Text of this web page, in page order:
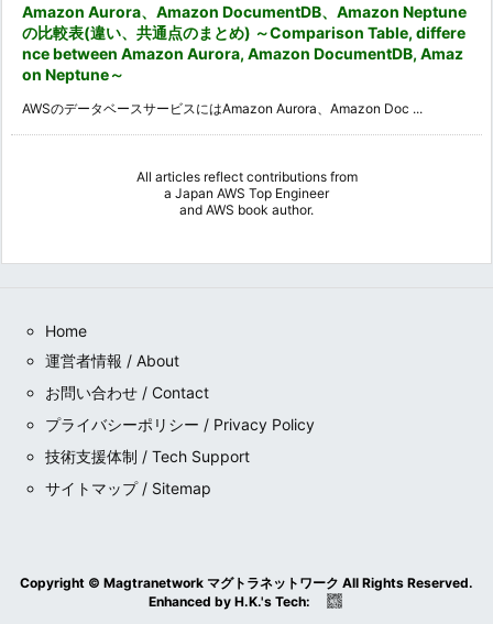
Amazon Aurora、Amazon DocumentDB、Amazon Neptune
の比較表(違い、共通点のまとめ) ～Comparison Table, differe
nce between Amazon Aurora, Amazon DocumentDB, Amaz
on Neptune～
AWSのデータベースサービスにはAmazon Aurora、Amazon Doc ...
All articles reflect contributions from
a Japan AWS Top Engineer
and AWS book author.
Home
運営者情報 / About
お問い合わせ / Contact
プライバシーポリシー / Privacy Policy
技術支援体制 / Tech Support
サイトマップ / Sitemap
Copyright © Magtranetwork マグトラネットワーク All Rights Reserved.
Enhanced by H.K.'s Tech: